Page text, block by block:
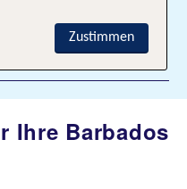
Ihre Barbados
Zustimmen